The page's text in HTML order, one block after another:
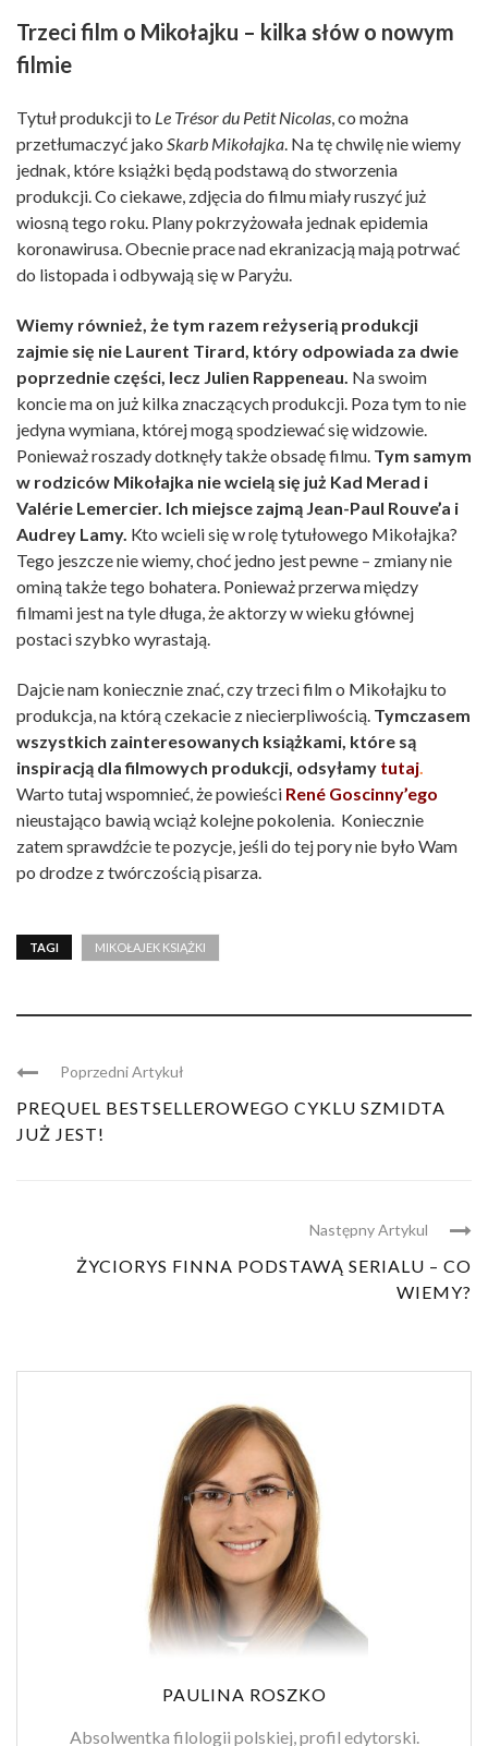
Trzeci film o Mikołajku – kilka słów o nowym
filmie
Tytuł produkcji to Le Trésor du Petit Nicolas, co można
przetłumaczyć jako Skarb Mikołajka. Na tę chwilę nie wiemy
jednak, które książki będą podstawą do stworzenia
produkcji. Co ciekawe, zdjęcia do filmu miały ruszyć już
wiosną tego roku. Plany pokrzyżowała jednak epidemia
koronawirusa. Obecnie prace nad ekranizacją mają potrwać
do listopada i odbywają się w Paryżu.
Wiemy również, że tym razem reżyserią produkcji
zajmie się nie Laurent Tirard, który odpowiada za dwie
poprzednie części, lecz Julien Rappeneau. Na swoim
koncie ma on już kilka znaczących produkcji. Poza tym to nie
jedyna wymiana, której mogą spodziewać się widzowie.
Ponieważ roszady dotknęły także obsadę filmu. Tym samym
w rodziców Mikołajka nie wcielą się już Kad Merad i
Valérie Lemercier. Ich miejsce zajmą Jean-Paul Rouve’a i
Audrey Lamy. Kto wcieli się w rolę tytułowego Mikołajka?
Tego jeszcze nie wiemy, choć jedno jest pewne – zmiany nie
ominą także tego bohatera. Ponieważ przerwa między
filmami jest na tyle długa, że aktorzy w wieku głównej
postaci szybko wyrastają.
Dajcie nam koniecznie znać, czy trzeci film o Mikołajku to
produkcja, na którą czekacie z niecierpliwością. Tymczasem
wszystkich zainteresowanych książkami, które są
inspiracją dla filmowych produkcji, odsyłamy tutaj.
Warto tutaj wspomnieć, że powieści René Goscinny’ego
nieustająco bawią wciąż kolejne pokolenia. Koniecznie
zatem sprawdźcie te pozycje, jeśli do tej pory nie było Wam
po drodze z twórczością pisarza.
TAGI MIKOŁAJEK KSIĄŻKI
Poprzedni Artykuł
PREQUEL BESTSELLEROWEGO CYKLU SZMIDTA
JUŻ JEST!
Następny Artykul
ŻYCIORYS FINNA PODSTAWĄ SERIALU – CO
WIEMY?
PAULINA ROSZKO
Absolwentka filologii polskiej, profil edytorski.